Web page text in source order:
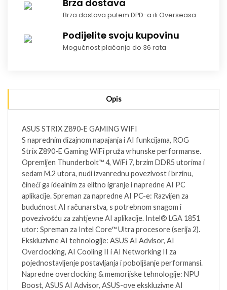
Brza dostava
Brza dostava putem DPD-a ili Overseasa
Podijelite svoju kupovinu
Mogućnost plaćanja do 36 rata
Opis
ASUS STRIX Z890-E GAMING WIFI
S naprednim dizajnom napajanja i AI funkcijama, ROG
Strix Z890-E Gaming WiFi pruža vrhunske performanse.
Opremljen Thunderbolt™ 4, WiFi 7, brzim DDR5 utorima i
sedam M.2 utora, nudi izvanrednu povezivost i brzinu,
čineći ga idealnim za elitno igranje i napredne AI PC
aplikacije. Spreman za napredne AI PC-e: Razvijen za
budućnost AI računarstva, s potrebnom snagom i
povezivošću za zahtjevne AI aplikacije. Intel® LGA 1851
utor: Spreman za Intel Core™ Ultra procesore (serija 2).
Ekskluzivne AI tehnologije: ASUS AI Advisor, AI
Overclocking, AI Cooling II i AI Networking II za
pojednostavljenje postavljanja i poboljšanje performansi.
Napredne overclocking & memorijske tehnologije: NPU
Boost, ASUS AI Advisor, ASUS-ove ekskluzivne AI